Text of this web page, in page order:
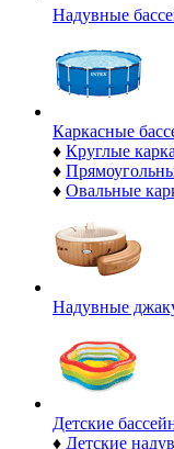
Надувные
Каркасные
♦ Круглые
♦
♦ Овальные
Надувные
Детские
♦ Детские